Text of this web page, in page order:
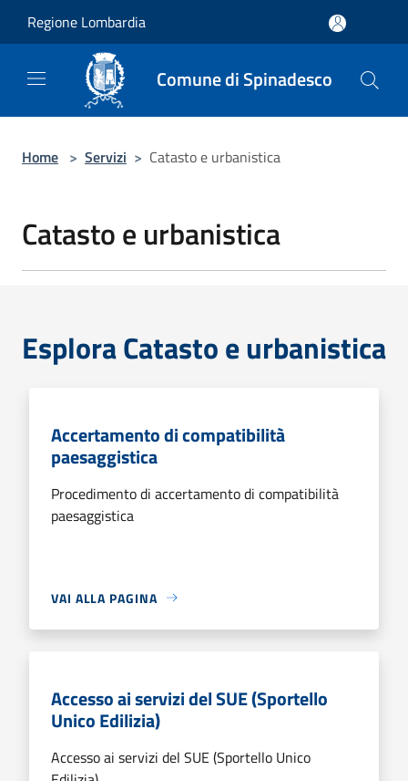
Regione Lombardia
Comune di Spinadesco
Home > Servizi > Catasto e urbanistica
Catasto e urbanistica
Esplora Catasto e urbanistica
Accertamento di compatibilità
paesaggistica
Procedimento di accertamento di compatibilità
paesaggistica
VAI ALLA PAGINA
Accesso ai servizi del SUE (Sportello
Unico Edilizia)
Accesso ai servizi del SUE (Sportello Unico